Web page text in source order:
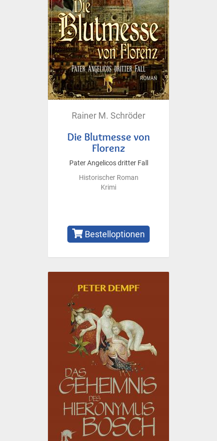
Rainer M. Schröder
Die Blutmesse von
Florenz
Pater Angelicos dritter Fall
Historischer Roman
Krimi
Bestelloptionen